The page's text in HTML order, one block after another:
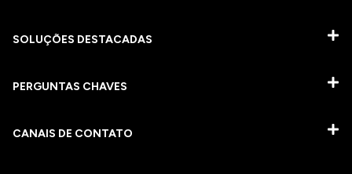
SOLUÇÕES DESTACADAS
PERGUNTAS CHAVES​
CANAIS DE CONTATO